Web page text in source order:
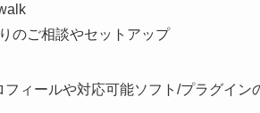
のご相談やセットアップ
ィールや対応可能ソフト/プラグイン